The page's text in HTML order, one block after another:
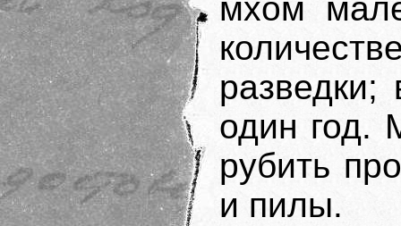
мхом
один год.
рубить
и пилы.